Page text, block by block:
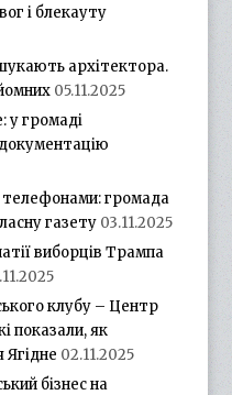
і блекауту
архітектора.
05.11.2025
у громаді
телефонами: громада
газету 03.11.2025
виборців Трампа
клубу – Центр
показали, як
Ягідне 02.11.2025
бізнес на